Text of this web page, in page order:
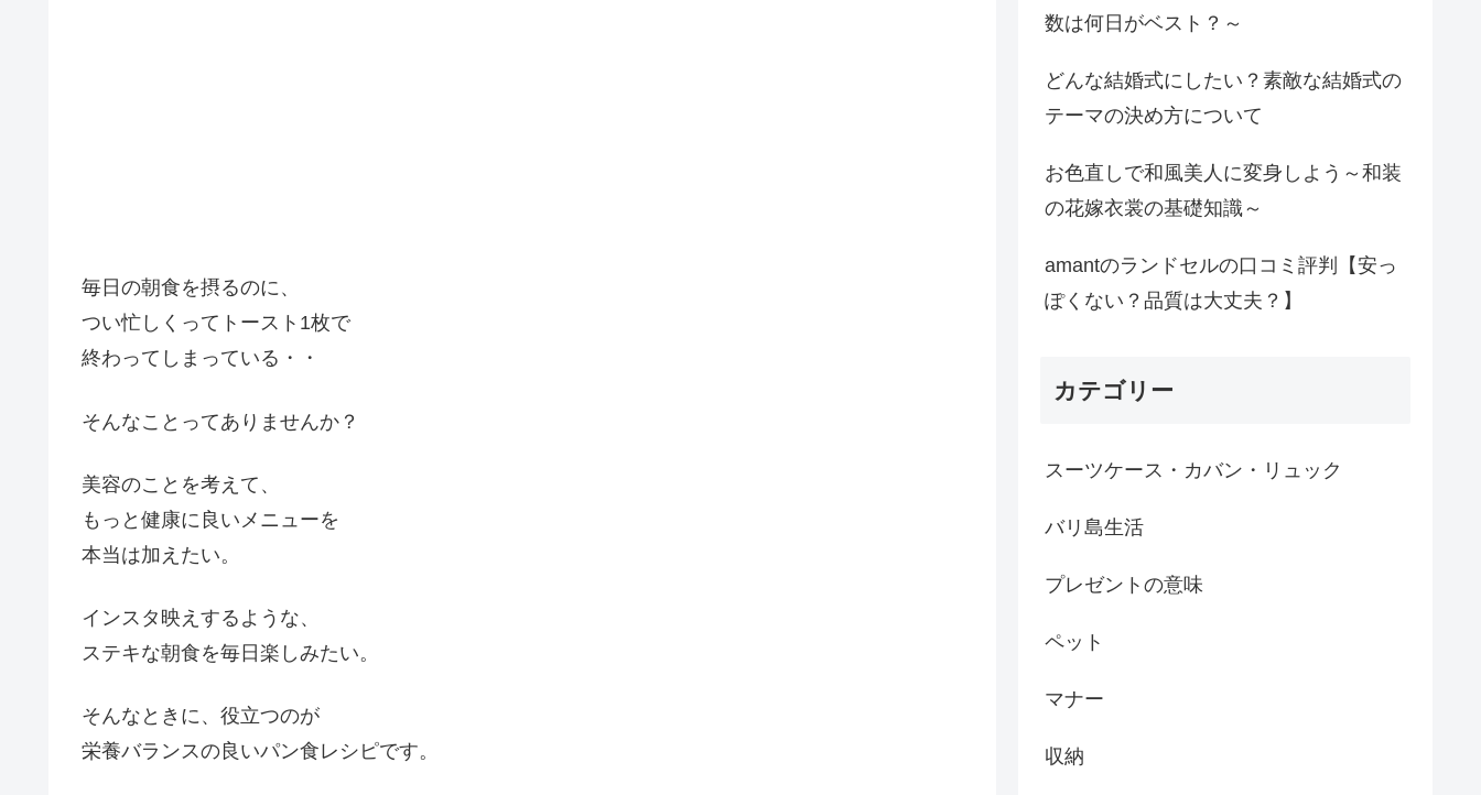
毎日の朝食を摂るのに、
つい忙しくってトースト1枚で
終わってしまっている・・
そんなことってありませんか？
美容のことを考えて、
もっと健康に良いメニューを
本当は加えたい。
インスタ映えするような、
ステキな朝食を毎日楽しみたい。
そんなときに、役立つのが
栄養バランスの良いパン食レシピです。
数は何日がベスト？～
どんな結婚式にしたい？素敵な結婚式の
テーマの決め方について
お色直しで和風美人に変身しよう～和装
の花嫁衣裳の基礎知識～
amantのランドセルの口コミ評判【安っ
ぽくない？品質は大丈夫？】
カテゴリー
スーツケース・カバン・リュック
バリ島生活
プレゼントの意味
ペット
マナー
収納